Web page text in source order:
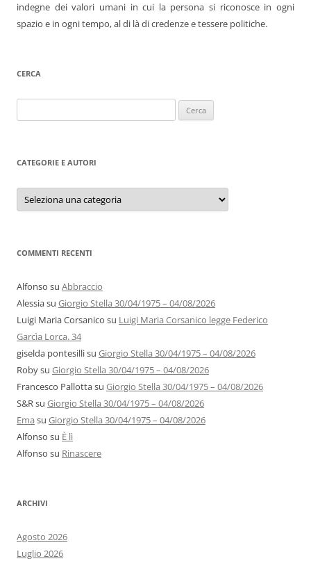
indegne dei valori umani in cui la persona si riconosce in ogni
spazio e in ogni tempo, al di là di credenze e tessere politiche.
CERCA
per:
CATEGORIE E AUTORI
Categorie
autori
COMMENTI RECENTI
Alfonso su Abbraccio
Alessiasu Giorgio Stella 30/04/1975 – 04/08/2026
Luigi Maria Corsanico su Luigi Maria Corsanico legge Federico
Garcìa Lorca. 34
giselda pontesillisu Giorgio Stella 30/04/1975 – 04/08/2026
Robysu Giorgio Stella 30/04/1975 – 04/08/2026
Francesco Pallottasu Giorgio Stella 30/04/1975 – 04/08/2026
S&Rsu Giorgio Stella 30/04/1975 – 04/08/2026
Ema su Giorgio Stella 30/04/1975 – 04/08/2026
Alfonso su È lì
Alfonso su Rinascere
ARCHIVI
Agosto 2026
Luglio 2026